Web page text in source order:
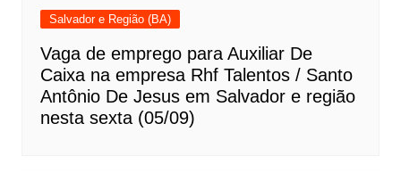
Salvador e Região (BA)
Vaga de emprego para Auxiliar De
Caixa na empresa Rhf Talentos / Santo
Antônio De Jesus em Salvador e região
nesta sexta (05/09)